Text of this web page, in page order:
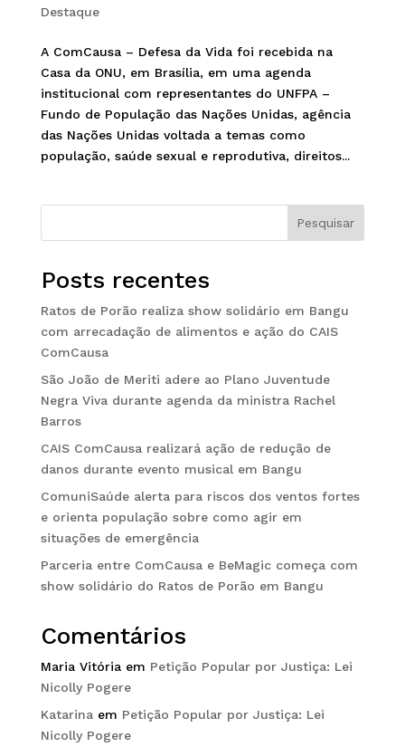
Destaque
A ComCausa – Defesa da Vida foi recebida na
Casa da ONU, em Brasília, em uma agenda
institucional com representantes do UNFPA –
Fundo de População das Nações Unidas, agência
das Nações Unidas voltada a temas como
população, saúde sexual e reprodutiva, direitos...
Pesquisar
Posts recentes
Ratos de Porão realiza show solidário em Bangu
com arrecadação de alimentos e ação do CAIS
ComCausa
São João de Meriti adere ao Plano Juventude
Negra Viva durante agenda da ministra Rachel
Barros
CAIS ComCausa realizará ação de redução de
danos durante evento musical em Bangu
ComuniSaúde alerta para riscos dos ventos fortes
e orienta população sobre como agir em
situações de emergência
Parceria entre ComCausa e BeMagic começa com
show solidário do Ratos de Porão em Bangu
Comentários
Maria Vitóriaem Petição Popular por Justiça: Lei
Nicolly Pogere
Katarinaem Petição Popular por Justiça: Lei
Nicolly Pogere